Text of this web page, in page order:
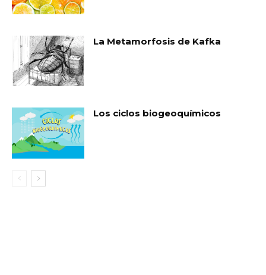
La Metamorfosis de Kafka
Los ciclos biogeoquímicos